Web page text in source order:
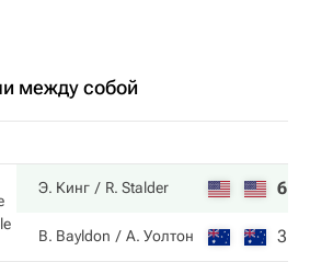
между собой
Э. Кинг R. Stalder 6
B. Bayldon А. Уолтон 3